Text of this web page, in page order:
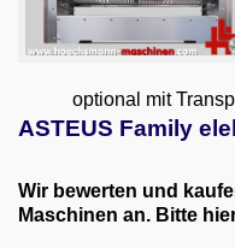
optional mit
ASTEUS Family
Wir bewerten und
Maschinen an. Bitte